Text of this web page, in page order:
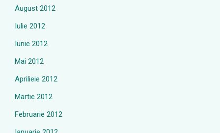
August 2012
Iulie 2012
Iunie 2012
Mai 2012
Aprilieie 2012
Martie 2012
Februarie 2012